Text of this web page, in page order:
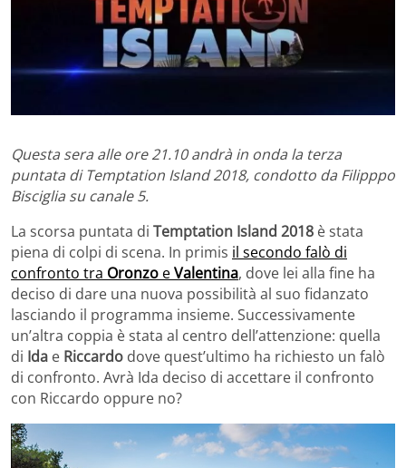
Questa sera alle ore 21.10 andrà in onda la terza
puntata di Temptation Island 2018, condotto da Filipppo
Bisciglia su canale 5.
La scorsa puntata di Temptation Island 2018 è stata
piena di colpi di scena. In primis il secondo falò di
confronto tra Oronzo eValentina, dove lei alla fine ha
deciso di dare una nuova possibilità al suo fidanzato
lasciando il programma insieme. Successivamente
un’altra coppia è stata al centro dell’attenzione: quella
di Ida e Riccardo dove quest’ultimo ha richiesto un falò
di confronto. Avrà Ida deciso di accettare il confronto
con Riccardo oppure no?